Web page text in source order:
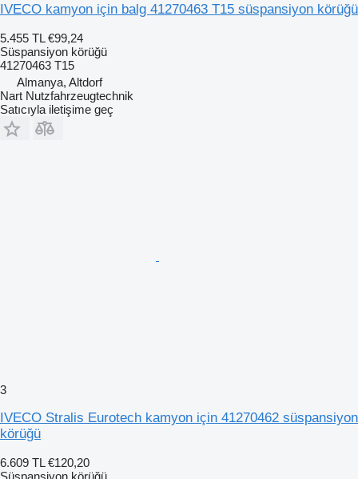
IVECO kamyon için balg 41270463 T15 süspansiyon körüğü
5.455 TL €99,24
Süspansiyon körüğü
41270463 T15
Almanya, Altdorf
Nart Nutzfahrzeugtechnik
Satıcıyla iletişime geç
3
IVECO Stralis Eurotech kamyon için 41270462 süspansiyon
körüğü
6.609 TL €120,20
Süspansiyon körüğü